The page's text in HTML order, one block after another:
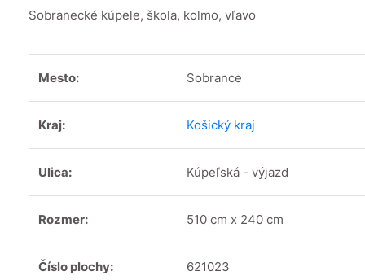
Sobranecké kúpele, škola, kolmo, vľavo
Mesto: Sobrance
Kraj: Košický kraj
Ulica: Kúpeľská - výjazd
Rozmer: 510 cm x 240 cm
Číslo plochy: 621023